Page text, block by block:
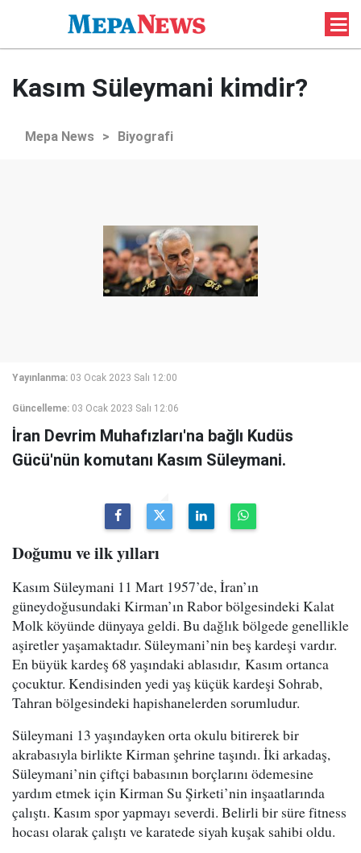
Kasım Süleymani kimdir?
Mepa News > Biyografi
Yayınlanma: 03 Ocak 2023 Salı 12:00
Güncelleme: 03 Ocak 2023 Salı 12:06
İran Devrim Muhafızları'na bağlı Kudüs
Gücü'nün komutanı Kasım Süleymani.
Doğumu ve ilk yılları
Kasım Süleymani 11 Mart 1957’de, İran’ın
güneydoğusundaki Kirman’ın Rabor bölgesindeki Kalat
Molk köyünde dünyaya geldi. Bu dağlık bölgede genellikle
aşiretler yaşamaktadır. Süleymani’nin beş kardeşi vardır.
En büyük kardeş 68 yaşındaki ablasıdır, Kasım ortanca
çocuktur. Kendisinden yedi yaş küçük kardeşi Sohrab,
Tahran bölgesindeki hapishanelerden sorumludur.
Süleymani 13 yaşındayken orta okulu bitirerek bir
akrabasıyla birlikte Kirman şehrine taşındı. İki arkadaş,
Süleymani’nin çiftçi babasının borçlarını ödemesine
yardım etmek için Kirman Su Şirketi’nin inşaatlarında
çalıştı. Kasım spor yapmayı severdi. Belirli bir süre fitness
hocası olarak çalıştı ve karatede siyah kuşak sahibi oldu.